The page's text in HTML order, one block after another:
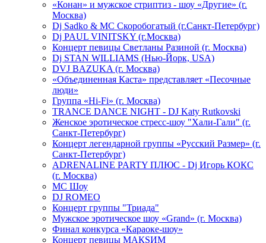
«Конан» и мужское стриптиз - шоу «Другие» (г.
Москва)
Dj Sadko & МС Скоробогатый (г.Санкт-Петербург)
Dj PAUL VINITSKY (г.Москва)
Концерт певицы Светланы Разиной (г. Москва)
Dj STAN WILLIAMS (Нью-Йорк, USA)
DVJ BAZUKA (г. Москва)
«Объединенная Каста» представляет «Песочные
люди»
Группа «Hi-Fi» (г. Москва)
TRANCE DANCE NIGHT - DJ Katy Rutkovski
Женское эротическое стресс-шоу "Хали-Гали" (г.
Санкт-Петербург)
Концерт легендарной группы «Русский Размер» (г.
Санкт-Петербург)
ADRENALINE PARTY ПЛЮС - Dj Игорь КОКС
(г. Москва)
MC Шоу
DJ ROMEO
Концерт группы "Триада"
Мужское эротическое шоу «Grand» (г. Москва)
Финал конкурса «Караоке-шоу»
Концерт певицы МАКSИМ